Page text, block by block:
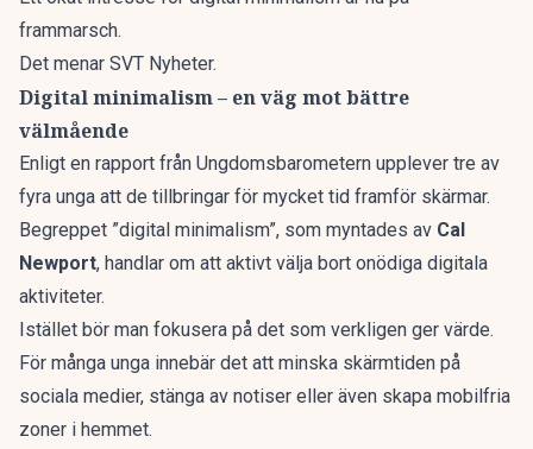
frammarsch.
Det menar SVT Nyheter.
Digital minimalism – en väg mot bättre
välmående
Enligt en rapport från Ungdomsbarometern upplever tre av
fyra unga att de tillbringar för mycket tid framför skärmar.
Begreppet ”digital minimalism”, som myntades av Cal
Newport, handlar om att aktivt välja bort onödiga digitala
aktiviteter.
Istället bör man fokusera på det som verkligen ger värde.
För många unga innebär det att minska skärmtiden på
sociala medier, stänga av notiser eller även skapa mobilfria
zoner i hemmet.